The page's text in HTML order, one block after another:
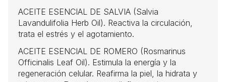
ACEITE ESENCIAL DE SALVIA (Salvia
Lavandulifolia Herb Oil). Reactiva la circulación,
trata el estrés y el agotamiento.
ACEITE ESENCIAL DE ROMERO (Rosmarinus
Officinalis Leaf Oil). Estimula la energía y la
regeneración celular. Reafirma la piel, la hidrata y